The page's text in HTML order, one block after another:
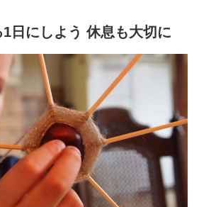
日にしよう 休息も大切に